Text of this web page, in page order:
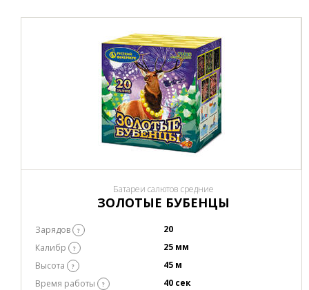
Батареи салютов средние
ЗОЛОТЫЕ БУБЕНЦЫ
Зарядов ?
20
Калибр
?
25 мм
Высота
?
45 м
Время работы
?
40 сек